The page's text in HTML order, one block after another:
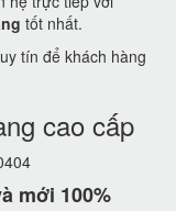
tốt nhất.
tín để khách hàng
cao cấp
mới 100%